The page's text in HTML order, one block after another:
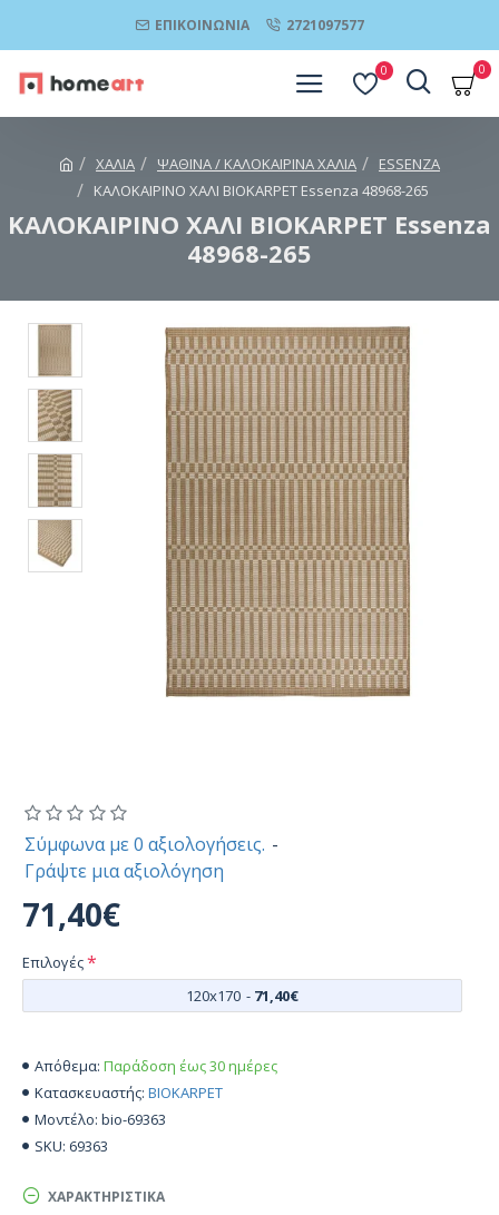
ΕΠΙΚΟΙΝΩΝΊΑ 2721097577
0 0
ΧΑΛΙΑ ΨΑΘΙΝΑ / ΚΑΛΟΚΑΙΡΙΝΑ ΧΑΛΙΑ
ESSENZA
ΚΑΛΟΚΑΙΡΙΝΟ ΧΑΛΙ BIOKARPET Essenza 48968-265
ΚΑΛΟΚΑΙΡΙΝΟ ΧΑΛΙ BIOKARPET Essenza
48968-265
Απόθεμα: Παράδοση έως 30 ημέρες
Κατασκευαστής: BIOKARPET
Μοντέλο: bio-69363
SKU: 69363
Σύμφωνα με 0 αξιολογήσεις. -
Γράψτε μια αξιολόγηση
71,40€
Επιλογές
120x170 - 71,40€
ΧΑΡΑΚΤΗΡΙΣΤΙΚΆ